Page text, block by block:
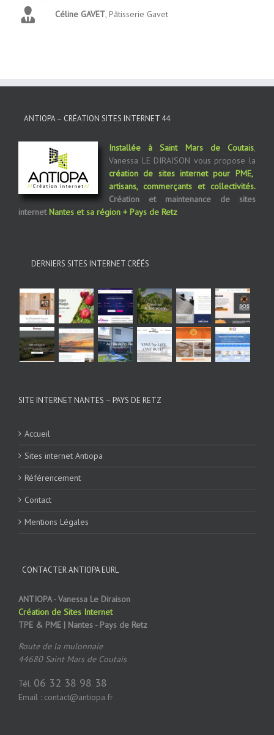
Céline GAVET, Pâtisserie Gavet
ANTIOPA – CRÉATION SITES INTERNET 44
Installée à Saint Mars de Coutais,
Vanessa LE DIRAISON vous propose la
création de sites internet pour PME,
artisans, commerçants et collectivités.
Création et maintenance de sites
internetNantes et sa région + Pays de Retz
DERNIERS SITES INTERNET CRÉÉS
SITE INTERNET NANTES – PAYS DE RETZ
Accueil
Sites internet Antiopa
Référencement
Contact
Mentions Légales
CONTACTER ANTIOPA EURL
ANTIOPA - Vanessa Le Diraison
Création de Sites Internet
TPE & PME | Nantes - Pays de Retz
Route de la mulonnaie
44680 Saint Mars de Coutais
Tél. 06 32 38 98 38
Email : contact@antiopa.fr